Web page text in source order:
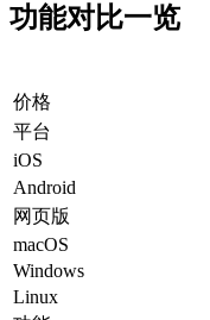
功能对比一览
价格
平台
iOS
Android
网页版
macOS
Windows
Linux